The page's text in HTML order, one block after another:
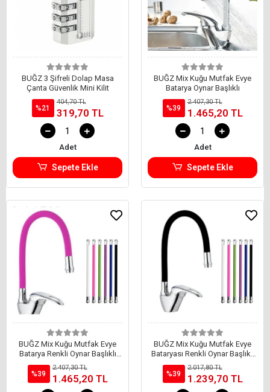
BUĞZ 3 Şifreli Dolap Masa
Çanta Güvenlik Mini Kilit
%21
404,70 TL
319,70 TL
Adet
Sepete Ekle
BUĞZ Mix Kuğu Mutfak Evye
Batarya Oynar Başlıklı
%39
2.407,30 TL
1.465,20 TL
Adet
Sepete Ekle
BUĞZ Mix Kuğu Mutfak Evye
Batarya Renkli Oynar Başlıklı
Pembe
%39
2.407,30 TL
1.465,20 TL
BUĞZ Mix Kuğu Mutfak Evye
Bataryası Renkli Oynar Başlıklı
Siyah
%39
2.017,80 TL
1.239,70 TL